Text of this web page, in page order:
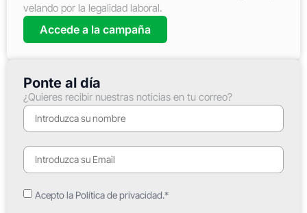
velando por la legalidad laboral.
Accede a la campaña
Ponte al día
¿Quieres recibir nuestras noticias en tu correo?
Acepto la Política de privacidad.*